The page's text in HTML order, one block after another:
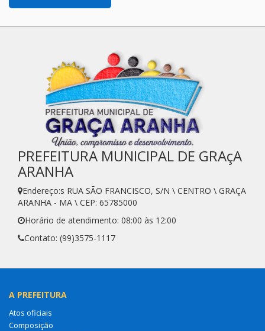
PREFEITURA MUNICIPAL DE GRAçA
ARANHA
Endereço:s RUA SÃO FRANCISCO, S/N \ CENTRO \ GRAÇA
ARANHA - MA \ CEP: 65785000
Horário de atendimento: 08:00 às 12:00
Contato: (99)3575-1117
A PREFEITURA
Atos oficiais
Composição